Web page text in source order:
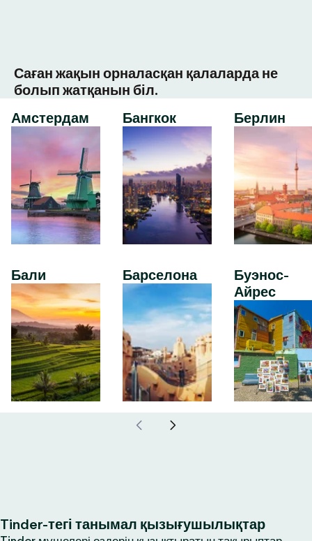
Саған жақын орналасқан қалаларда не
болып жатқанын біл.
Амстердам
Бали
Бангкок
Барселона
Берлин
Буэнос-
Айрес
Tinder-тегі танымал қызығушылықтар